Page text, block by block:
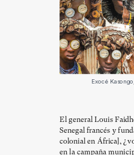
Exocé
El general Louis
Senegal francés y
colonial en África],
en la campaña